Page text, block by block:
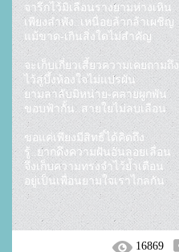
จารึกไว้มิเลือนรางยามห่างเหิน
เพียงลำพัง..เหนื่อยล้ากล้าเผชิญ
แม้ขาด-เกินสิ่งใดไม่สำคัญ
จะเก็บเกี่ยวเสี้ยวความเคยถามถึง
ไว้สู่บึ้งห้องใจไม่แปรผัน
ยามลาลับมิหน่าย-คลายผูกพัน
ขอบฟ้ากั้น..สายใยไม่ลบเลือน
ขอแค่เพียงมีสิทธิ์ได้คิดถึง
รู้..ยากดึงความฝันอันลอยเลื่อน
จึงเก็บความทรงจำไว้ย้ำเตือน
16869